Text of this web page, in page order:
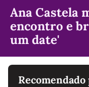
Ana Castela
encontro e
um date'
Recomendado